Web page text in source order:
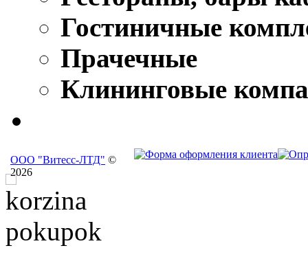
Гостиничные
Прачечные
Клининговые
ООО "Витесс-ЛТД" ©
2026